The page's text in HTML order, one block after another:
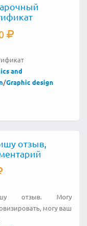
and
/Graphic design
отзыв,
отзыв. Могу
могу ваш